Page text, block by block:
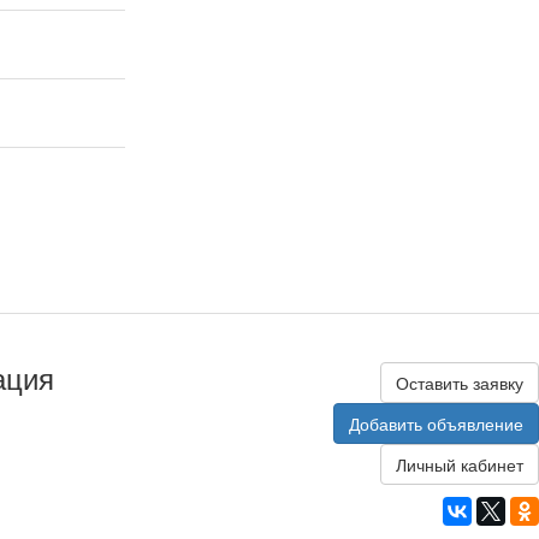
Оставить заявку
Добавить объявление
Личный кабинет